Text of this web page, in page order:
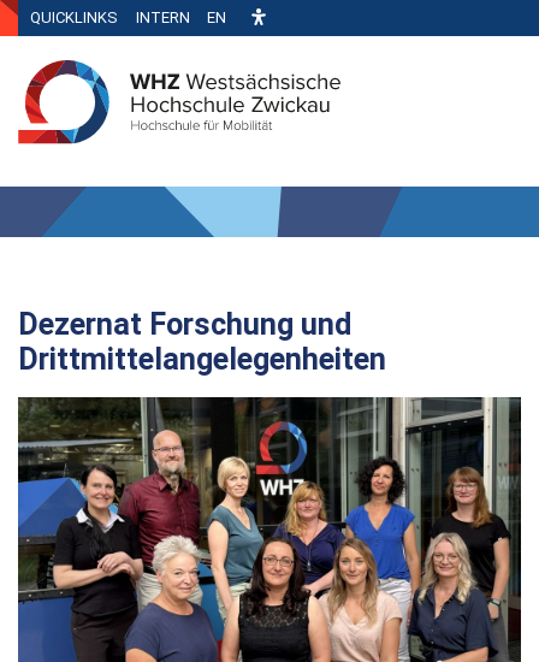
QUICKLINKS INTERN EN
Dezernat Forschung und
Drittmittelangelegenheiten